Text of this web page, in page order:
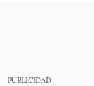
PUBLICIDAD